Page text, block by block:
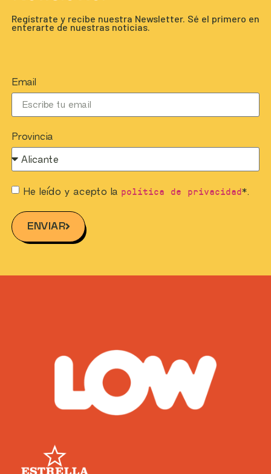
Regístrate y recibe nuestra Newsletter. Sé el primero en
enterarte de nuestras noticias.
Email
Provincia
He leído y acepto la política de privacidad*.
ENVIAR